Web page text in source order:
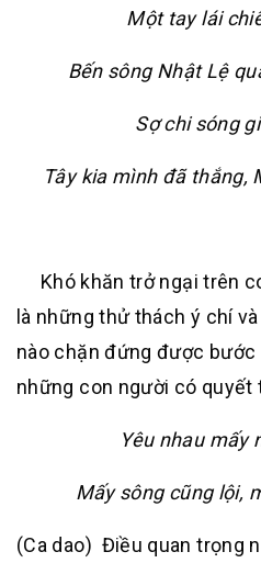
Một tay lái
Bến sông Nhật Lệ
Sợ chi sóng
Tây kia mình đã thắng,
Khó khăn trở ngại trên
là những thử thách ý chí
nào chặn đứng được bước
những con người có quyết
Yêu nhau mấy
Mấy sông cũng lội,
(Ca dao) Điều quan trọng